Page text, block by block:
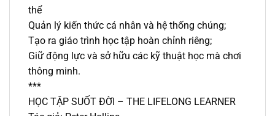
thể
Quản lý kiến thức cá nhân và hệ thống chúng;
Tạo ra giáo trình học tập hoàn chỉnh riêng;
Giữ động lực và sở hữu các kỹ thuật học mà chơi
thông minh.
***
HỌC TẬP SUỐT ĐỜI – THE LIFELONG LEARNER